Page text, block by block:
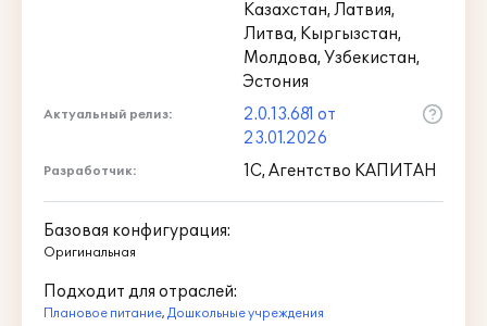
Казахстан, Латвия,
Литва, Кыргызстан,
Молдова, Узбекистан,
Эстония
Актуальный релиз:
2.0.13.681 от
23.01.2026
Разработчик: 1С, Агентство КАПИТАН
Базовая конфигурация:
Оригинальная
Подходит для отраслей:
Плановое питание, Дошкольные учреждения